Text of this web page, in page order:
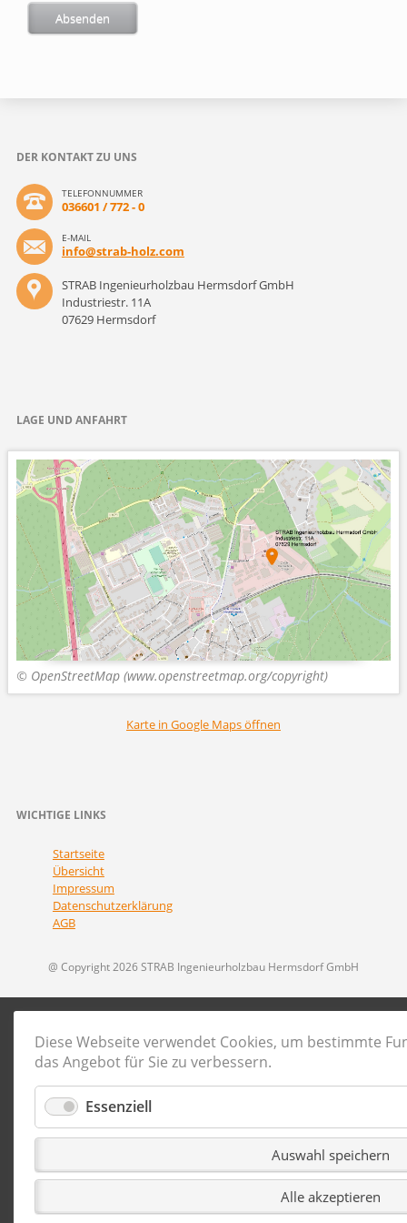
Absenden
DER KONTAKT ZU UNS
TELEFONNUMMER
036601 / 772 - 0
E-MAIL
info@strab-holz.com
STRAB Ingenieurholzbau Hermsdorf GmbH
Industriestr. 11A
07629 Hermsdorf
LAGE UND ANFAHRT
© OpenStreetMap (www.openstreetmap.org/copyright)
Karte in Google Maps öffnen
WICHTIGE LINKS
Navigation
überspringen
Startseite
Übersicht
Impressum
Datenschutzerklärung
AGB
@ Copyright 2026 STRAB Ingenieurholzbau Hermsdorf GmbH
Diese Webseite verwendet Cookies, um bestimmte
das Angebot für Sie zu verbessern.
Essenziell
Auswahl speichern
Alle akzeptieren